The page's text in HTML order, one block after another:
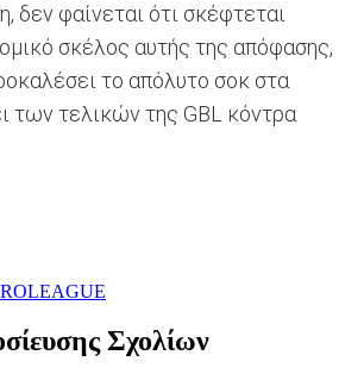
δεν φαίνεται ότι σκέφτεται
σκέλος αυτής της απόφασης,
το απόλυτο σοκ στα
των τελικών της GBL κόντρα
Σχολίων